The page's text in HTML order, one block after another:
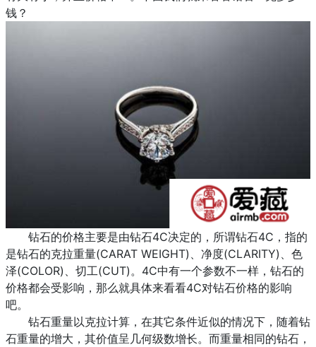
钱？
钻石的价格主要是由钻石4C决定的，所谓钻石4C，指的
是钻石的克拉重量(CARAT WEIGHT)、净度(CLARITY)、色
泽(COLOR)、切工(CUT)。4C中有一个参数不一样，钻石的
价格都会受影响，那么就具体来看看4C对钻石价格的影响
吧。
钻石重量以克拉计算，在其它条件近似的情况下，随着钻
石重量的增大，其价值呈几何级数增长。而重量相同的钻石，